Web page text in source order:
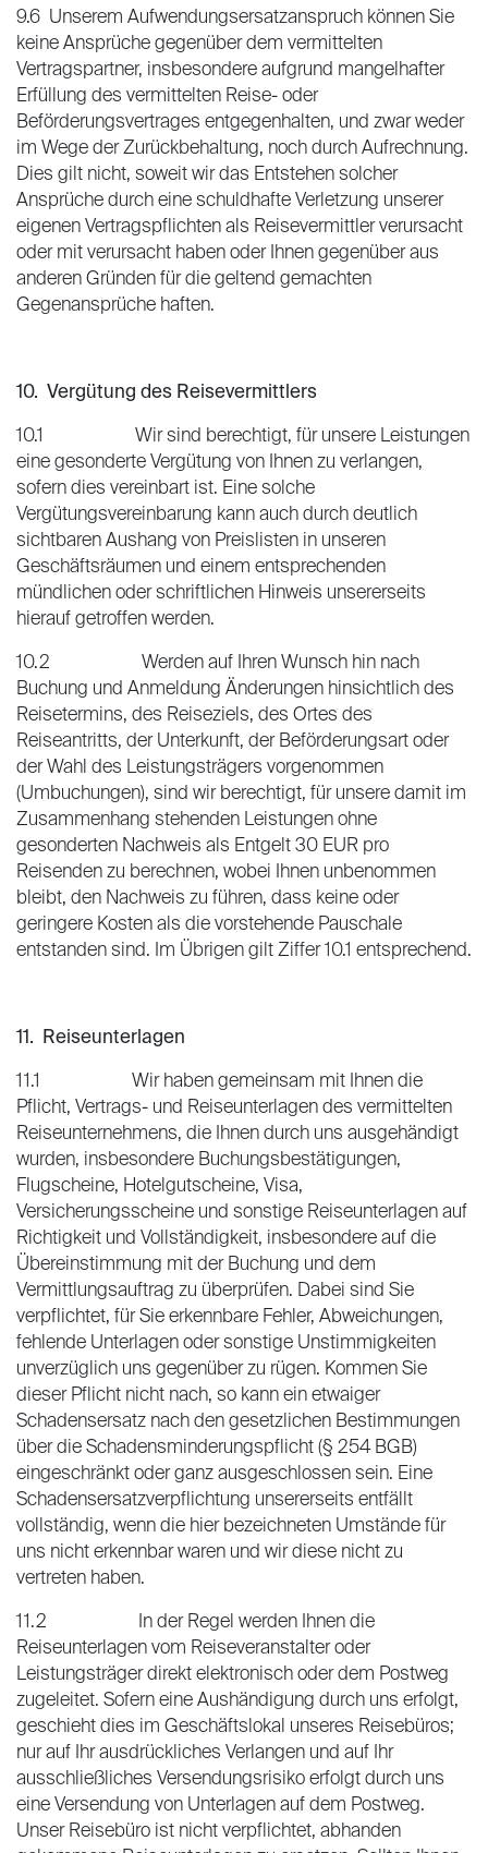
9.6 Unserem Aufwendungsersatzanspruch können Sie
keine Ansprüche gegenüber dem vermittelten
Vertragspartner, insbesondere aufgrund mangelhafter
Erfüllung des vermittelten Reise- oder
Beförderungsvertrages entgegenhalten, und zwar weder
im Wege der Zurückbehaltung, noch durch Aufrechnung.
Dies gilt nicht, soweit wir das Entstehen solcher
Ansprüche durch eine schuldhafte Verletzung unserer
eigenen Vertragspflichten als Reisevermittler verursacht
oder mit verursacht haben oder Ihnen gegenüber aus
anderen Gründen für die geltend gemachten
Gegenansprüche haften.
10. Vergütung des Reisevermittlers
10.1 Wir sind berechtigt, für unsere Leistungen
eine gesonderte Vergütung von Ihnen zu verlangen,
sofern dies vereinbart ist. Eine solche
Vergütungsvereinbarung kann auch durch deutlich
sichtbaren Aushang von Preislisten in unseren
Geschäftsräumen und einem entsprechenden
mündlichen oder schriftlichen Hinweis unsererseits
hierauf getroffen werden.
10.2 Werden auf Ihren Wunsch hin nach
Buchung und Anmeldung Änderungen hinsichtlich des
Reisetermins, des Reiseziels, des Ortes des
Reiseantritts, der Unterkunft, der Beförderungsart oder
der Wahl des Leistungsträgers vorgenommen
(Umbuchungen), sind wir berechtigt, für unsere damit im
Zusammenhang stehenden Leistungen ohne
gesonderten Nachweis als Entgelt 30 EUR pro
Reisenden zu berechnen, wobei Ihnen unbenommen
bleibt, den Nachweis zu führen, dass keine oder
geringere Kosten als die vorstehende Pauschale
entstanden sind. Im Übrigen gilt Ziffer 10.1 entsprechend.
11. Reiseunterlagen
11.1 Wir haben gemeinsam mit Ihnen die
Pflicht, Vertrags- und Reiseunterlagen des vermittelten
Reiseunternehmens, die Ihnen durch uns ausgehändigt
wurden, insbesondere Buchungsbestätigungen,
Flugscheine, Hotelgutscheine, Visa,
Versicherungsscheine und sonstige Reiseunterlagen auf
Richtigkeit und Vollständigkeit, insbesondere auf die
Übereinstimmung mit der Buchung und dem
Vermittlungsauftrag zu überprüfen. Dabei sind Sie
verpflichtet, für Sie erkennbare Fehler, Abweichungen,
fehlende Unterlagen oder sonstige Unstimmigkeiten
unverzüglich uns gegenüber zu rügen. Kommen Sie
dieser Pflicht nicht nach, so kann ein etwaiger
Schadensersatz nach den gesetzlichen Bestimmungen
über die Schadensminderungspflicht (§ 254 BGB)
eingeschränkt oder ganz ausgeschlossen sein. Eine
Schadensersatzverpflichtung unsererseits entfällt
vollständig, wenn die hier bezeichneten Umstände für
uns nicht erkennbar waren und wir diese nicht zu
vertreten haben.
11.2 In der Regel werden Ihnen die
Reiseunterlagen vom Reiseveranstalter oder
Leistungsträger direkt elektronisch oder dem Postweg
zugeleitet. Sofern eine Aushändigung durch uns erfolgt,
geschieht dies im Geschäftslokal unseres Reisebüros;
nur auf Ihr ausdrückliches Verlangen und auf Ihr
ausschließliches Versendungsrisiko erfolgt durch uns
eine Versendung von Unterlagen auf dem Postweg.
Unser Reisebüro ist nicht verpflichtet, abhanden